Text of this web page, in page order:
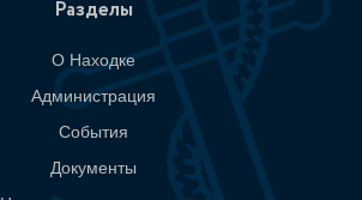
Разделы
О Находке
Администрация
События
Документы